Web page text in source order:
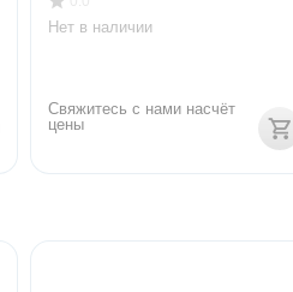
Нет в наличии
Свяжитесь с нами насчёт
цены